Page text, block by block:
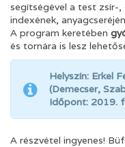
segítségével a test zsír-
indexének,
A program keretében
és tornára is lesz
Helyszín: Erkel
(Demecser,
Időpont: 2019.
A részvétel ingyenes!